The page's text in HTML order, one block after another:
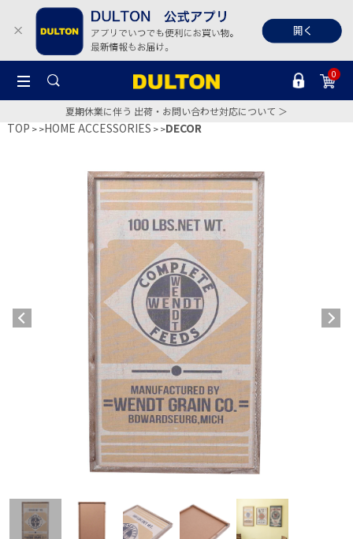
0
夏期休業に伴う 出荷・お問い合わせ対応について ＞
TOP >HOME ACCESSORIES >DECOR